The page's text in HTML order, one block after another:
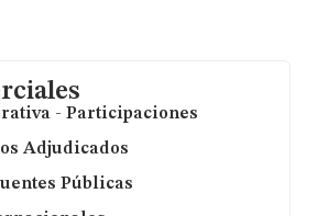
- Participaciones
Adjudicados
Públicas